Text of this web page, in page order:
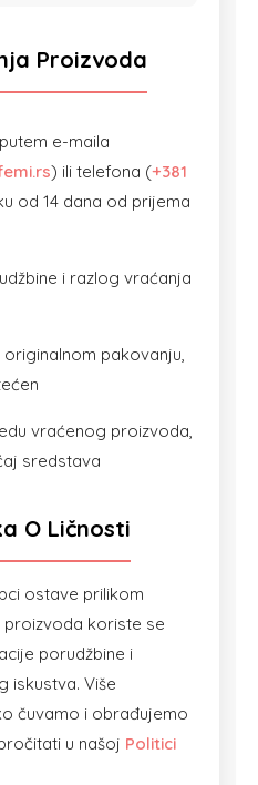
Proizvoda
e-maila
) ili telefona (+381
od 14 dana od prijema
i razlog vraćanja
pakovanju,
vraćenog proizvoda,
sredstava
O Ličnosti
ostave prilikom
koriste se
porudžbine i
iskustva. Više
čuvamo i obrađujemo
u našoj Politici